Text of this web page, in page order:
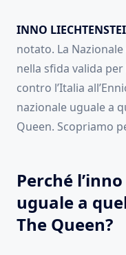
INNO
notato. La
nella sfida valida
contro l’Italia
nazionale uguale a
Queen. Scopriamo
Perché
uguale a
The Queen?